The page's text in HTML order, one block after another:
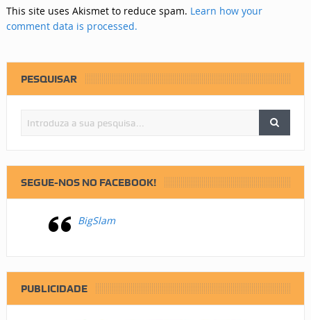
This site uses Akismet to reduce spam. Learn how your
comment data is processed.
PESQUISAR
SEGUE-NOS NO FACEBOOK!
BigSlam
PUBLICIDADE